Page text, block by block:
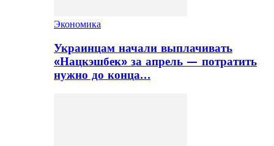
Экономика
Украинцам начали выплачивать
«Нацкэшбек» за апрель — потратить
нужно до конца…